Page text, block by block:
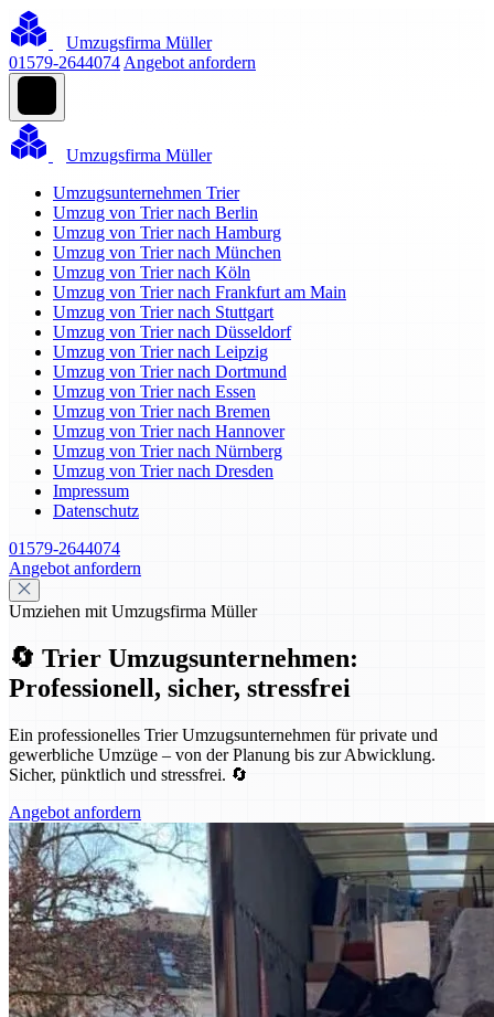
Umzugsfirma Müller
01579-2644074 Angebot anfordern
Umzugsfirma Müller
Umzugsunternehmen Trier
Umzug von Trier nach Berlin
Umzug von Trier nach Hamburg
Umzug von Trier nach München
Umzug von Trier nach Köln
Umzug von Trier nach Frankfurt am Main
Umzug von Trier nach Stuttgart
Umzug von Trier nach Düsseldorf
Umzug von Trier nach Leipzig
Umzug von Trier nach Dortmund
Umzug von Trier nach Essen
Umzug von Trier nach Bremen
Umzug von Trier nach Hannover
Umzug von Trier nach Nürnberg
Umzug von Trier nach Dresden
Impressum
Datenschutz
01579-2644074
Angebot anfordern
Umziehen mit Umzugsfirma Müller
🔄 Trier Umzugsunternehmen:
Professionell, sicher, stressfrei
Ein professionelles Trier Umzugsunternehmen für private und
gewerbliche Umzüge – von der Planung bis zur Abwicklung.
Sicher, pünktlich und stressfrei. 🔄
Angebot anfordern